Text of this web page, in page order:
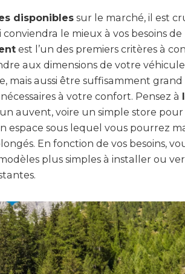
disponibles sur le marché, il est
le mieux à vos besoins de
est l’un des premiers critères à
aux dimensions de votre
mais aussi être suffisamment
à votre confort. Pensez à
un auvent, voire un simple store pour
espace sous lequel vous pourrez
En fonction de vos besoins,
plus simples à installer ou